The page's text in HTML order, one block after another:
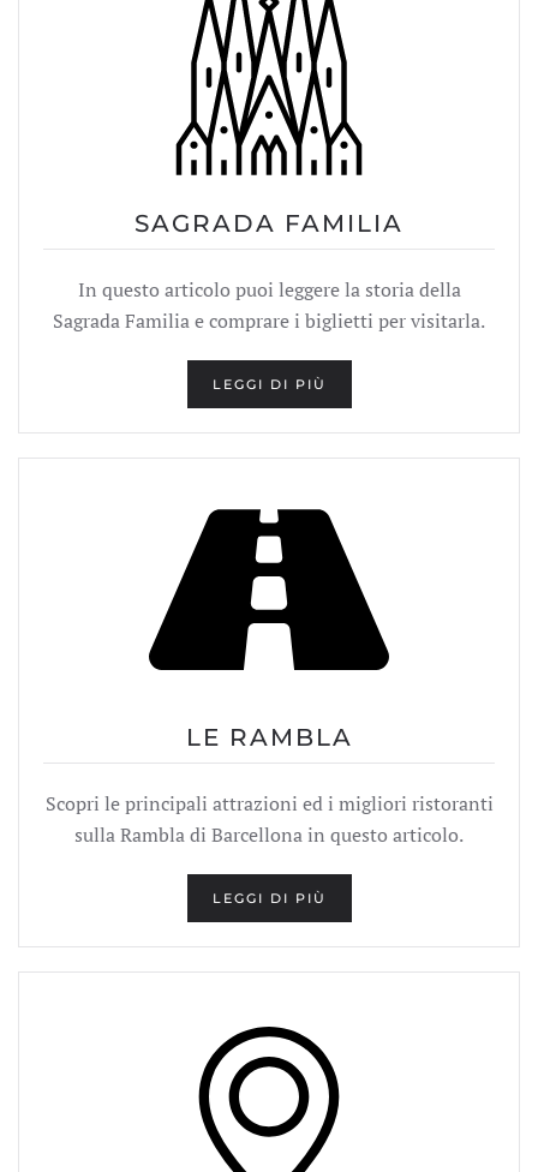
SAGRADA FAMILIA
In questo articolo puoi leggere la storia della
Sagrada Familia e comprare i biglietti per visitarla.
LEGGI DI PIÙ
LE RAMBLA
Scopri le principali attrazioni ed i migliori ristoranti
sulla Rambla di Barcellona in questo articolo.
LEGGI DI PIÙ